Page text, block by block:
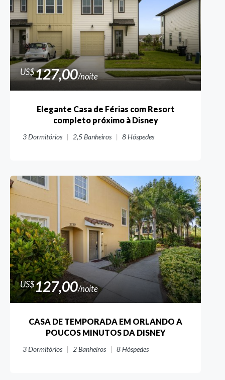
US$127,00/noite
Elegante Casa de Férias com Resort
completo próximo à Disney
3Dormitórios 2,5Banheiros 8Hóspedes
US$127,00/noite
CASA DE TEMPORADA EM ORLANDO A
POUCOS MINUTOS DA DISNEY
3Dormitórios 2Banheiros 8Hóspedes